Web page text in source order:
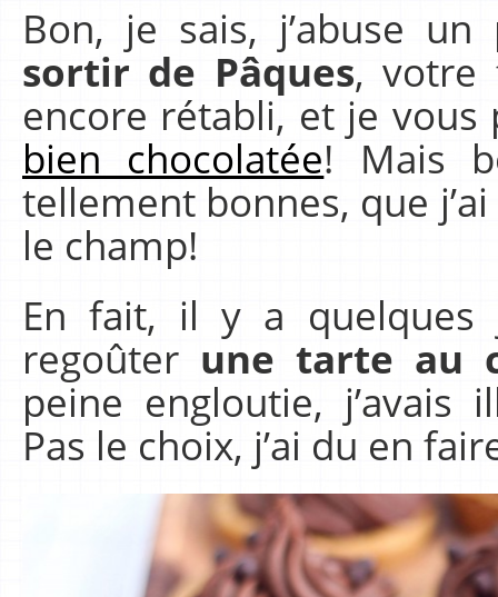
Bon, je sais, j’abuse
sortir de Pâques, votre
encore rétabli, et je
bien chocolatée! Mais
tellement bonnes, que
le champ!
En fait, il y a quelques
regoûter une tarte au
peine engloutie, j’avais
Pas le choix, j’ai du en